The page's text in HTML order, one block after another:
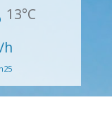
13°C
h